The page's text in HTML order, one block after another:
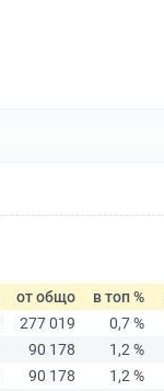
от общо в топ %
277 019 0,7 %
90 178 1,2 %
90 178 1,2 %